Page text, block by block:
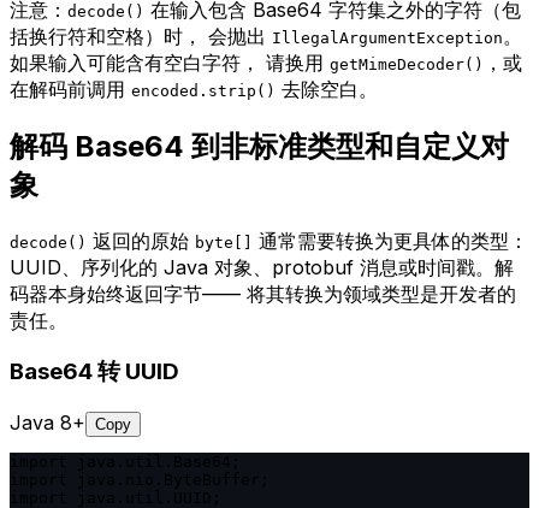
注意： decode() 在输入包含 Base64 字符集之外的字符（包
括换行符和空格）时， 会抛出 IllegalArgumentException 。
如果输入可能含有空白字符， 请换用 getMimeDecoder()
，或
在解码前调用 encoded.strip() 去除空白。
解码 Base64 到非标准类型和自定义对
象
decode() 返回的原始 byte[] 通常需要转换为更具体的类型：
UUID、序列化的 Java 对象、protobuf 消息或时间戳。解
码器本身始终返回字节—— 将其转换为领域类型是开发者的
责任。
Base64 转 UUID
Java 8+ Copy